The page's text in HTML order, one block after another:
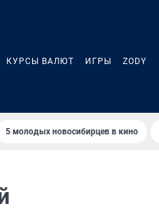
КУРСЫ ВАЛЮТ ИГРЫ ZODY
5 молодых новосибирцев в кино